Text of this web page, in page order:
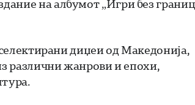
на албумот „Игри без
диџеи од Македонија,
различни жанрови и епохи,